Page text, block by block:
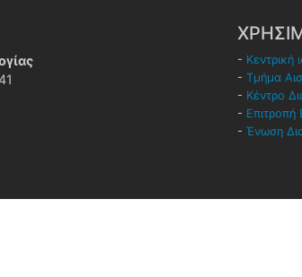
- Κεντρική
- Τμήμα
- Κέντρο
-
- Ένωση